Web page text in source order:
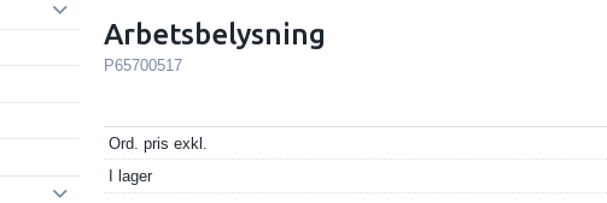
Arbetsbelysning
P65700517
Ord. pris exkl.
I lager